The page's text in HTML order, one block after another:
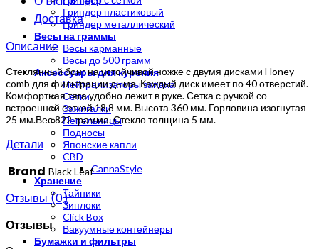
Гриндер пластиковый
Гриндер металлический
Весы на граммы
Весы карманные
Весы до 500 грамм
Аксессуары для курения
Нейтрализаторы запаха
Сетки
Зажигалки
Пепельницы
Подносы
Японские капли
CBD
CannaStyle
Хранение
Тайники
Зиплоки
Click Box
Вакуумные контейнеры
Бумажки и фильтры
Доставка
Описание
Стеклянный бонг на устойчивой ножке с двумя дисками Honey
comb для фильтрации дыма. Каждый диск имеет по 40 отверстий.
Комфортная тяга удобно лежит в руке. Сетка с ручкой со
встроенной сеткой 18,8 мм. Высота 360 мм. Горловина изогнутая
25 мм.Вес 822 грамма. Стекло толщина 5 мм.
Детали
Brand Black Leaf
Отзывы (0)
Отзывы